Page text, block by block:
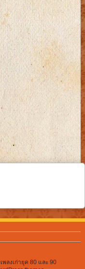
พลงเก่ายุค 80 และ 90